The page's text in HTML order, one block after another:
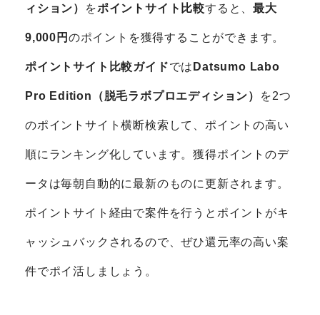
ィション） をポイントサイト比較すると、最大
9,000円 のポイントを獲得することができます。
ポイントサイト比較ガイドでは Datsumo Labo
Pro Edition（脱毛ラボプロエディション） を2つ
のポイントサイト横断検索して、ポイントの高い
順にランキング化しています。獲得ポイントのデ
ータは毎朝自動的に最新のものに更新されます。
ポイントサイト経由で案件を行うとポイントがキ
ャッシュバックされるので、ぜひ還元率の高い案
件でポイ活しましょう。